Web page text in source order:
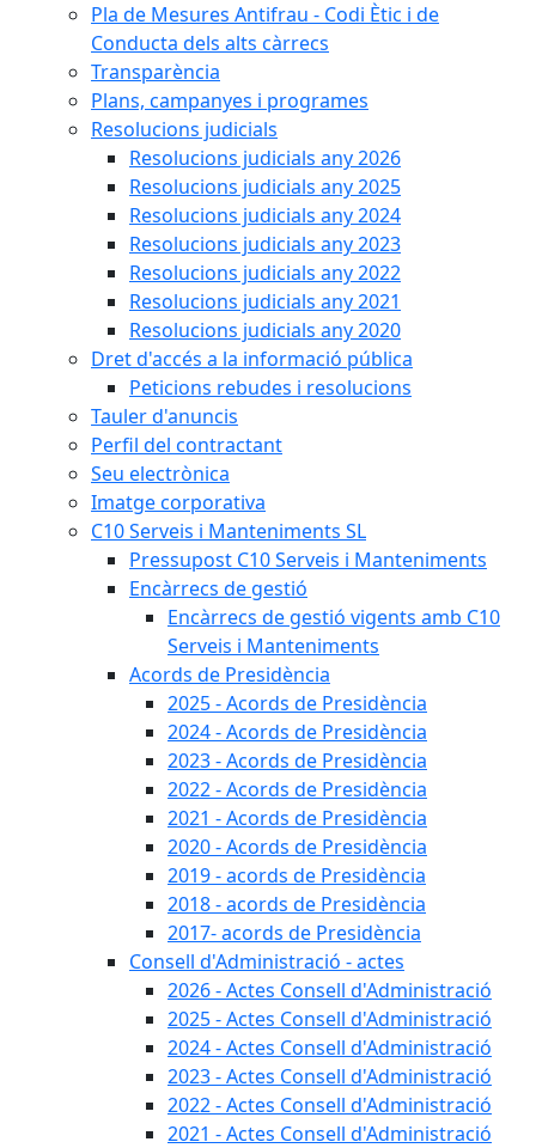
Pla de Mesures Antifrau - Codi Ètic i de
Conducta dels alts càrrecs
Transparència
Plans, campanyes i programes
Resolucions judicials
Resolucions judicials any 2026
Resolucions judicials any 2025
Resolucions judicials any 2024
Resolucions judicials any 2023
Resolucions judicials any 2022
Resolucions judicials any 2021
Resolucions judicials any 2020
Dret d'accés a la informació pública
Peticions rebudes i resolucions
Tauler d'anuncis
Perfil del contractant
Seu electrònica
Imatge corporativa
C10 Serveis i Manteniments SL
Pressupost C10 Serveis i Manteniments
Encàrrecs de gestió
Encàrrecs de gestió vigents amb C10
Serveis i Manteniments
Acords de Presidència
2025 - Acords de Presidència
2024 - Acords de Presidència
2023 - Acords de Presidència
2022 - Acords de Presidència
2021 - Acords de Presidència
2020 - Acords de Presidència
2019 - acords de Presidència
2018 - acords de Presidència
2017- acords de Presidència
Consell d'Administració - actes
2026 - Actes Consell d'Administració
2025 - Actes Consell d'Administració
2024 - Actes Consell d'Administració
2023 - Actes Consell d'Administració
2022 - Actes Consell d'Administració
2021 - Actes Consell d'Administració